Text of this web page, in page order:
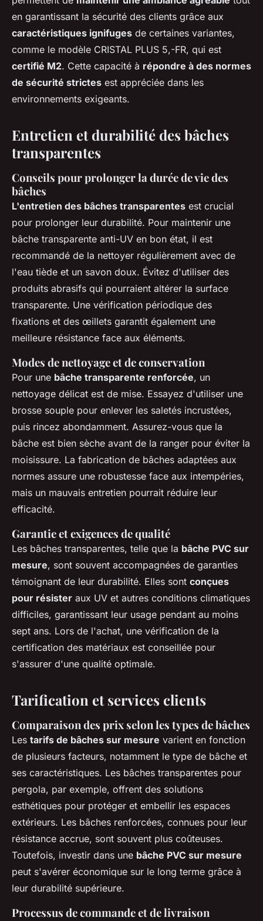
en garantissant la sécurité des clients grâce aux
caractéristiques ignifuges de certaines variantes,
comme le modèle CRISTAL PLUS 5,-FR, qui est
certifié M2. Cette capacité à répondre à des normes
de sécurité strictes est appréciée dans les
environnements exigeants.
Entretien et durabilité des bâches
transparentes
Conseils pour prolonger la durée de vie des
bâches
L'entretien des bâches transparentes est crucial
pour prolonger leur durabilité. Pour maintenir une
bâche transparente anti-UV en bon état, il est
recommandé de la nettoyer régulièrement avec de
l'eau tiède et un savon doux. Évitez d'utiliser des
produits abrasifs qui pourraient altérer la surface
transparente. Une vérification périodique des
fixations et des œillets garantit également une
meilleure résistance face aux éléments.
Modes de nettoyage et de conservation
Pour une bâche transparente renforcée, un
nettoyage délicat est de mise. Essayez d'utiliser une
brosse souple pour enlever les saletés incrustées,
puis rincez abondamment. Assurez-vous que la
bâche est bien sèche avant de la ranger pour éviter la
moisissure. La fabrication de bâches adaptées aux
normes assure une robustesse face aux intempéries,
mais un mauvais entretien pourrait réduire leur
efficacité.
Garantie et exigences de qualité
Les bâches transparentes, telle que la bâche PVC sur
mesure, sont souvent accompagnées de garanties
témoignant de leur durabilité. Elles sont conçues
pour résister aux UV et autres conditions climatiques
difficiles, garantissant leur usage pendant au moins
sept ans. Lors de l'achat, une vérification de la
certification des matériaux est conseillée pour
s'assurer d'une qualité optimale.
Tarification et services clients
Comparaison des prix selon les types de bâches
Les tarifs de bâches sur mesure varient en fonction
de plusieurs facteurs, notamment le type de bâche et
ses caractéristiques. Les bâches transparentes pour
pergola, par exemple, offrent des solutions
esthétiques pour protéger et embellir les espaces
extérieurs. Les bâches renforcées, connues pour leur
résistance accrue, sont souvent plus coûteuses.
Toutefois, investir dans une bâche PVC sur mesure
peut s'avérer économique sur le long terme grâce à
leur durabilité supérieure.
Processus de commande et de livraison